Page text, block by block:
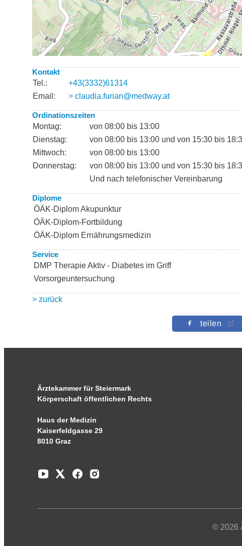
Kontakt
Tel.:
+43(3332)61314
Email:
> claudia.furian@medway.at
Ordinationszeiten
Montag:
von 08:00 bis 13:00
Dienstag:
von 08:00 bis 13:00 und von 15:30 bis
Mittwoch:
von 08:00 bis 13:00
Donnerstag:
von 08:00 bis 13:00 und von 15:30 bis
Und nach telefonischer Vereinbarung
Diplome
ÖÄK-Diplom Akupunktur
ÖÄK-Diplom-Fortbildung
ÖÄK-Diplom Ernährungsmedizin
Service
DMP Therapie Aktiv - Diabetes im Griff
Vorsorgeuntersuchung
> zurück
teilen
Ärztekammer für Steiermark
Körperschaft öffentlichen Rechts
Haus der Medizin
Kaiserfeldgasse 29
8010 Graz
© 2026